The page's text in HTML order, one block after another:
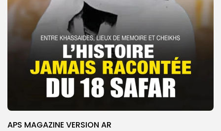
APS MAGAZINE VERSION AR